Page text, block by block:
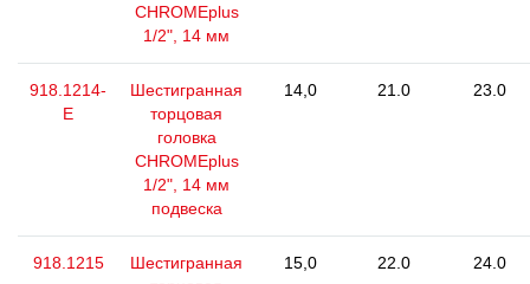
CHROMEplus
1/2", 14 мм
918.1214-
E
Шестигранная
торцовая
головка
CHROMEplus
1/2", 14 мм
подвеска
14,0 21.0 23.0
918.1215
Шестигранная
15,0 22.0 24.0